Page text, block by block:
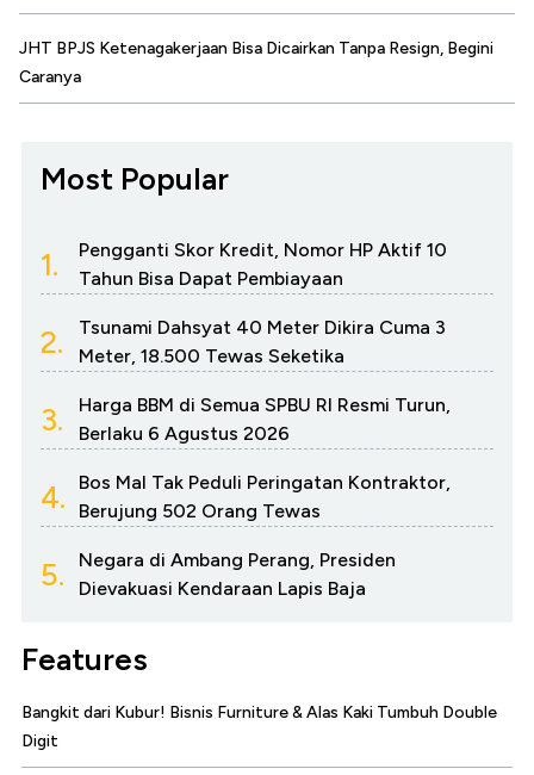
JHT BPJS Ketenagakerjaan Bisa Dicairkan Tanpa Resign, Begini
Caranya
Most Popular
1.
Pengganti Skor Kredit, Nomor HP Aktif 10
Tahun Bisa Dapat Pembiayaan
2.
Tsunami Dahsyat 40 Meter Dikira Cuma 3
Meter, 18.500 Tewas Seketika
3.
Harga BBM di Semua SPBU RI Resmi Turun,
Berlaku 6 Agustus 2026
4.
Bos Mal Tak Peduli Peringatan Kontraktor,
Berujung 502 Orang Tewas
5.
Negara di Ambang Perang, Presiden
Dievakuasi Kendaraan Lapis Baja
Features
Bangkit dari Kubur! Bisnis Furniture & Alas Kaki Tumbuh Double
Digit